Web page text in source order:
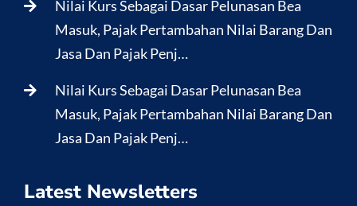
Nilai Kurs Sebagai Dasar Pelunasan Bea
Masuk, Pajak Pertambahan Nilai Barang Dan
Jasa Dan Pajak Penj…
Nilai Kurs Sebagai Dasar Pelunasan Bea
Masuk, Pajak Pertambahan Nilai Barang Dan
Jasa Dan Pajak Penj…
Latest Newsletters